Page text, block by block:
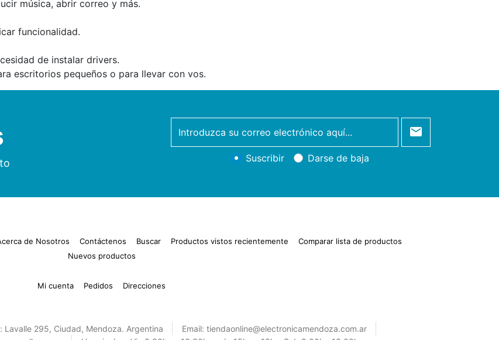
música, abrir correo y más.
funcionalidad.
de instalar drivers.
escritorios pequeños o para llevar con vos.
newsletter
Suscribir Darse de baja
de Nosotros Contáctenos Buscar Productos vistos recientemente
Comparar lista de productos
Nuevos productos
Mi cuenta Pedidos Direcciones
Lavalle 295, Ciudad, Mendoza. Argentina Email: tiendaonline@electronicamendoza.com.ar